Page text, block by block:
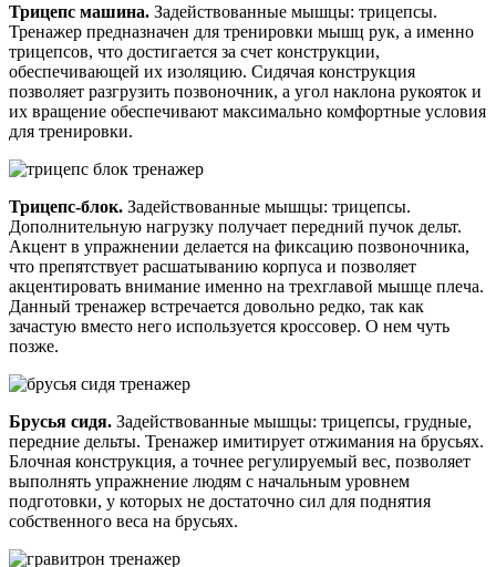
Трицепс машина. Задействованные мышцы: трицепсы.
Тренажер предназначен для тренировки мышц рук, а именно
трицепсов, что достигается за счет конструкции,
обеспечивающей их изоляцию. Сидячая конструкция
позволяет разгрузить позвоночник, а угол наклона рукояток и
их вращение обеспечивают максимально комфортные условия
для тренировки.
Трицепс-блок. Задействованные мышцы: трицепсы.
Дополнительную нагрузку получает передний пучок дельт.
Акцент в упражнении делается на фиксацию позвоночника,
что препятствует расшатыванию корпуса и позволяет
акцентировать внимание именно на трехглавой мышце плеча.
Данный тренажер встречается довольно редко, так как
зачастую вместо него используется кроссовер. О нем чуть
позже.
Брусья сидя. Задействованные мышцы: трицепсы, грудные,
передние дельты. Тренажер имитирует отжимания на брусьях.
Блочная конструкция, а точнее регулируемый вес, позволяет
выполнять упражнение людям с начальным уровнем
подготовки, у которых не достаточно сил для поднятия
собственного веса на брусьях.